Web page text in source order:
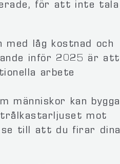
för att inte tala
låg kostnad och
inför 2025 är att
arbete
kan bygga
mot
se till att du firar dina